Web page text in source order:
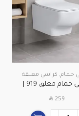
حمام, كراسي معلقة
SAR 259